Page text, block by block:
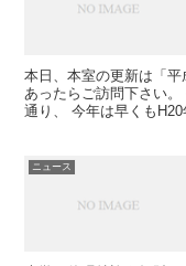
本日、本室の更新は「
あったらご訪問下さい
通り、 今年は早くも
ニュース